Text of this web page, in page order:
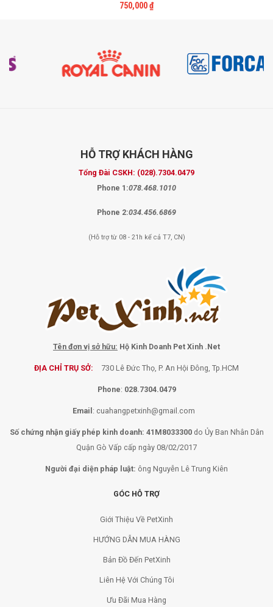
750,000₫
HỖ TRỢ KHÁCH HÀNG
Tổng Đài CSKH: (028).7304.0479
Phone 1:078.468.1010
Phone 2:034.456.6869
(Hỗ trợ từ 08 - 21h kể cả T7, CN)
Tên đơn vị sở hữu: Hộ Kinh Doanh Pet Xinh .Net
ĐỊA CHỈ TRỤ SỞ: 730 Lê Đức Thọ, P. An Hội Đông, Tp.HCM
Phone: 028.7304.0479
Email : cuahangpetxinh@gmail.com
Số chứng nhận giấy phép kinh doanh: 41M8033300do Ủy Ban Nhân Dân
Quận Gò Vấp cấp ngày 08/02/2017
Người đại diện pháp luật: ông Nguyễn Lê Trung Kiên
GÓC HỖ TRỢ
Giới Thiệu Về PetXinh
HƯỚNG DẪN MUA HÀNG
Bản Đồ Đến PetXinh
Liên Hệ Với Chúng Tôi
Ưu Đãi Mua Hàng